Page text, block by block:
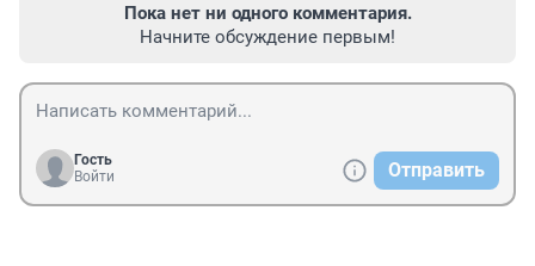
Пока нет ни одного комментария.
Начните обсуждение первым!
Гость
Войти
Отправить